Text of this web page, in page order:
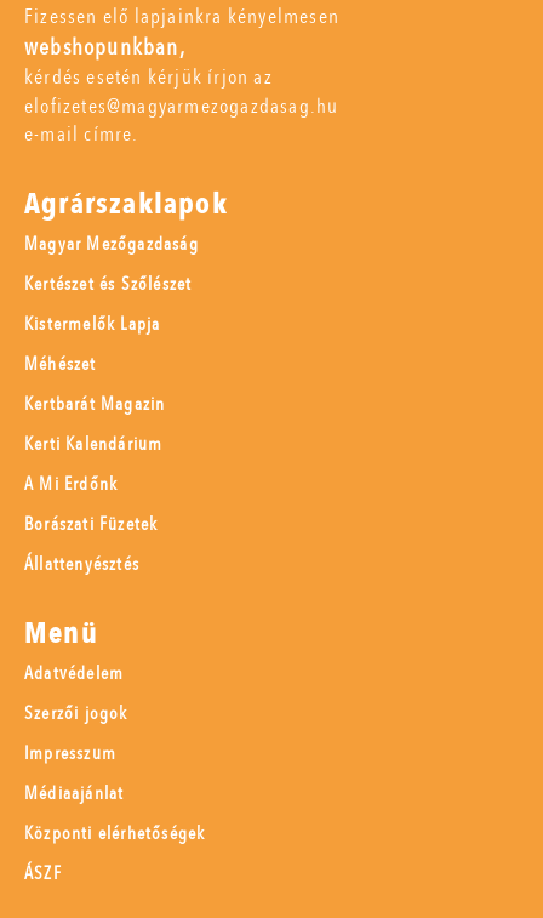
Fizessen elő lapjainkra kényelmesen
webshopunkban,
kérdés esetén kérjük írjon az
elofizetes@magyarmezogazdasag.hu
e-mail címre.
Agrárszaklapok
Magyar Mezőgazdaság
Kertészet és Szőlészet
Kistermelők Lapja
Méhészet
Kertbarát Magazin
Kerti Kalendárium
A Mi Erdőnk
Borászati Füzetek
Állattenyésztés
Menü
Adatvédelem
Szerzői jogok
Impresszum
Médiaajánlat
Központi elérhetőségek
ÁSZF